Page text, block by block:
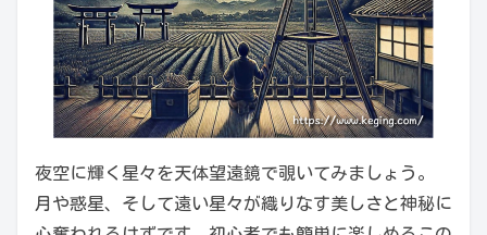
夜空に輝く星々を天体望遠鏡で覗いてみましょう。
月や惑星、そして遠い星々が織りなす美しさと神秘に